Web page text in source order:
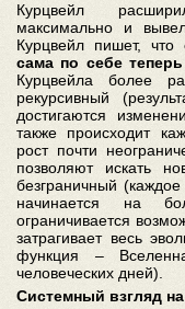
Курцвейл
максимально и
Курцвейл пишет, что
сама по себе
Курцвейла более
рекурсивный
достигаются
также происходит
рост почти
позволяют искать
безграничный
начинается на
ограничивается
затрагивает весь
функция –
человеческих дней).
Системный взгляд